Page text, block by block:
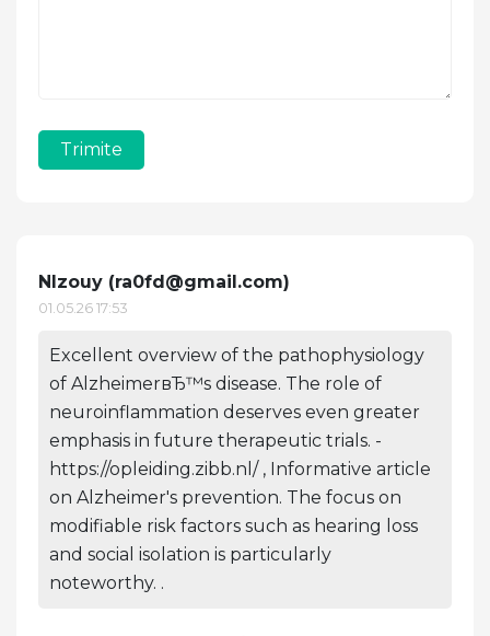
Trimite
Nlzouy (ra0fd@gmail.com)
01.05.26 17:53
Excellent overview of the pathophysiology
of AlzheimerвЂ™s disease. The role of
neuroinflammation deserves even greater
emphasis in future therapeutic trials. -
https://opleiding.zibb.nl/ , Informative article
on Alzheimer's prevention. The focus on
modifiable risk factors such as hearing loss
and social isolation is particularly
noteworthy. .